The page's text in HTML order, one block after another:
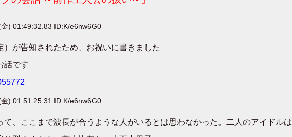
) 01:49:32.83 ID:K/e6nw6G0
が告知されたため、お祝いに書きました
話です
) 01:51:25.31 ID:K/e6nw6G0
、ここまで波長が合うような人がいるとは思わなかった。二人のアイドルは